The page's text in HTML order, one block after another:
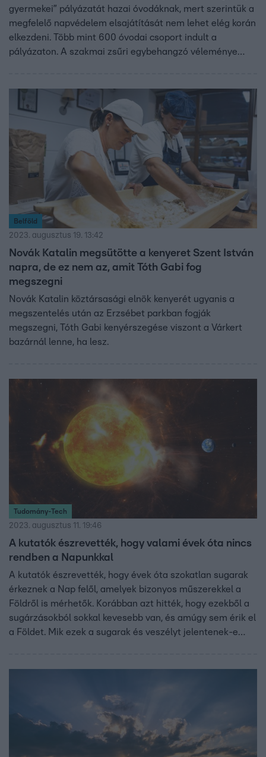
gyermekei” pályázatát hazai óvodáknak, mert szerintük a
megfelelő napvédelem elsajátítását nem lehet elég korán
elkezdeni. Több mint 600 óvodai csoport indult a
pályázaton. A szakmai zsűri egybehangzó véleménye
Belföld
2023. augusztus 19. 13:42
Novák Katalin megsütötte a kenyeret Szent István
napra, de ez nem az, amit Tóth Gabi fog
megszegni
Novák Katalin köztársasági elnök kenyerét ugyanis a
megszentelés után az Erzsébet parkban fogják
megszegni, Tóth Gabi kenyérszegése viszont a Várkert
bazárnál lenne, ha lesz.
Tudomány-Tech
2023. augusztus 11. 19:46
A kutatók észrevették, hogy valami évek óta nincs
rendben a Napunkkal
A kutatók észrevették, hogy évek óta szokatlan sugarak
érkeznek a Nap felől, amelyek bizonyos műszerekkel a
Földről is mérhetők. Korábban azt hitték, hogy ezekből a
sugárzásokból sokkal kevesebb van, és amúgy sem érik el
a Földet. Mik ezek a sugarak és veszélyt jelentenek-e